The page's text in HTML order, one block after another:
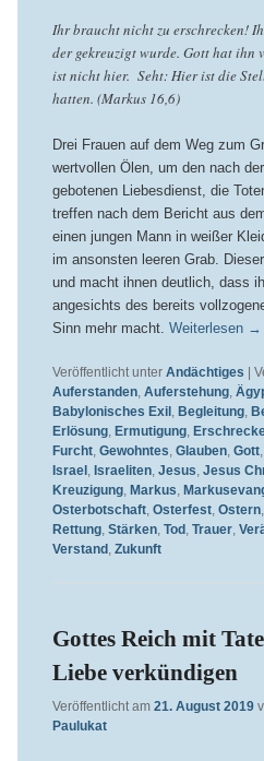
Ihr braucht nicht zu erschrecken!
der gekreuzigt wurde. Gott hat ihn
ist nicht hier. Seht: Hier ist die
hatten. (Markus 16,6)
Drei Frauen auf dem Weg zum
wertvollen Ölen, um den nach
gebotenen Liebesdienst, die
treffen nach dem Bericht aus
einen jungen Mann in weißer
im ansonsten leeren Grab.
und macht ihnen deutlich, dass
angesichts des bereits
Sinn mehr macht. Weiterlesen →
Veröffentlicht unter Andächtiges
Auferstanden, Auferstehung,
Babylonisches Exil , Begleitung,
Erlösung, Ermutigung,
Furcht, Gewohntes, Glauben, Gott,
Israel , Israeliten, Jesus, Jesus
Kreuzigung, Markus,
Osterbotschaft, Osterfest, Ostern,
Rettung, Stärken, Tod , Trauer,
Verstand , Zukunft
Gottes Reich mit
Liebe verkündigen
Veröffentlicht am 21. August 2019
Paulukat